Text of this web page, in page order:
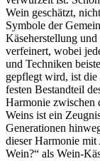
Wein geschätzt,
Symbole der
Käseherstellung
verfeinert, wobei
und Techniken
gepflegt wird, ist
festen Bestandteil
Harmonie zwischen
Weins ist ein
Generationen
dieser Harmonie
Wein?“ als Wein-